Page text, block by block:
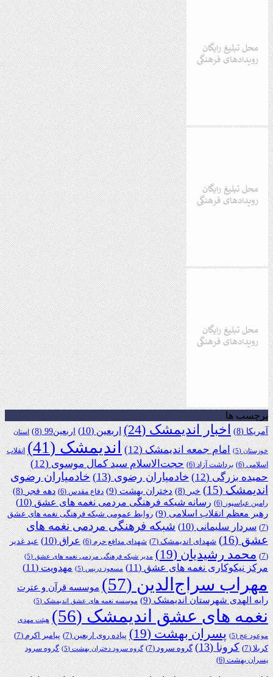
برچسب ها
آمریکا(8) اخبار اندیمشک(24) اربعین(10) اربعین99 (8) استان
خوزستان(5) امام جمعه اندیمشک(12) اندیمشک(41)
انقلاب
اسلامی(6) برداشت آزاد(6) حجت‌الاسلام سید کمال موسوی(12)
حمیده بزرگی(12) خادمیاران رضوی(13)
خادمیاران رضوی
اندیمشک(15) خبر(8) دختران بهشت(9) دفاع مقدس(6) دهه فجر(8)
رامین عباسپور(6) رسانه شبکه فرهنگی مردمی نغمه های عشق(10)
رهبر معظم انقلاب اسلامی(9)
روابط عمومی شبکه فرهنگی نغمه های عشق
(7)
سردار سلیمانی(10)
شبکه فرهنگی مردمی نغمه های
عشق(16) شهدای اندیمشک(7) شهدای مدافع حرم(6) عراق(10)
عید غدیر
(7)
محمد رشیدیان(19) مدیر شبکه فرهنگی مردمی نغمه های عشق(5)
مرکز نیکوکاری نغمه های عشق(11) مسعود دریس(5) مهدویت(11)
مهراب سراج‌الدین(57)
موسسه قرآن و عترت
رایه الهدی شهرستان اندیمشک(9) موسسه نغمه های عشق اندیمشک(5)
نغمه های عشق اندیمشک(56) هیئت مهدی
موعود عج(5) پسران بهشت(19) پیاده روی اربعین(7) پیامبر اکرم(7)
کربلا(7) کرونا(13) گروه سرود(7) گروه سرود دختران بهشت(5)
گروه سرود
پسران بهشت(6)